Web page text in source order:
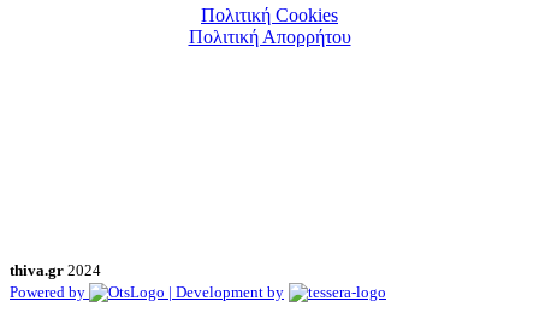
Πολιτική Cookies
Πολιτική Απορρήτου
thiva.gr 2024
Powered by
| Development by